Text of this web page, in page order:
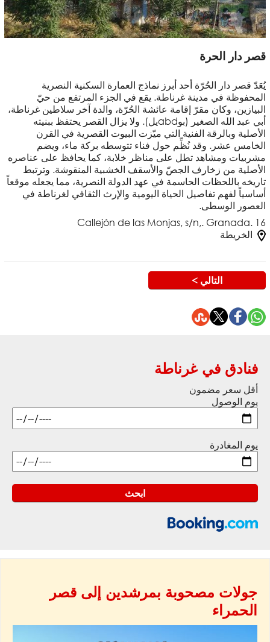
قصر دار الحرة
يُعَدّ قصر دار الحُرّة أحد أبرز نماذج العمارة السكنية النصرية
المحفوظة في مدينة غرناطة. يقع في الجزء المرتفع من حيّ
البيازين، وكان مقرّ إقامة عائشة الحُرّة، والدة آخر سلاطين غرناطة،
أبي عبد الله الصغير (بوabdيل). ولا يزال القصر يحتفظ ببنيته
الأصلية وبالرقة الفنية التي ميّزت البيوت القصرية في القرن
الخامس عشر. وقد نُظِّم حول فناء تتوسطه بركة ماء، ويضم
مشربيات ومشاهد تطل على مناظر خلابة، كما يحافظ على عناصره
الأصلية من زخارف الجصّ والأسقف الخشبية المنقوشة. وترتبط
تاريخه باللحظات الحاسمة في عهد الدولة النصرية، مما يجعله موقعاً
أساسياً لفهم تفاصيل الحياة اليومية والإرث الثقافي لغرناطة في
العصور الوسطى.
Callejón de las Monjas, s/n,. Granada. 16
الخريطة
التالي >
فنادق في غرناطة
أقل سعر مضمون
يوم الوصول
يوم المغادرة
جولات مصحوبة بمرشدين إلى قصر
الحمراء